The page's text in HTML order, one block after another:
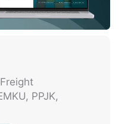
PPJK,